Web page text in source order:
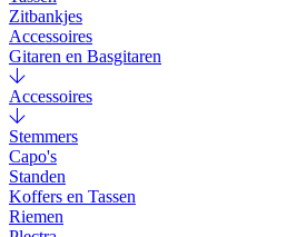
Zitbankjes
Accessoires
Gitaren en Basgitaren
Accessoires
Stemmers
Capo's
Standen
Koffers en Tassen
Riemen